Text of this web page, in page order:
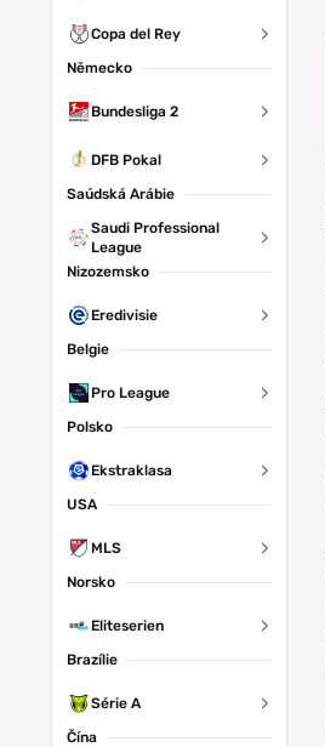
Copa del Rey
Německo
Bundesliga 2
DFB Pokal
Saúdská Arábie
Saudi Professional
League
Nizozemsko
Eredivisie
Belgie
Pro League
Polsko
Ekstraklasa
USA
MLS
Norsko
Eliteserien
Brazílie
Série A
Čína